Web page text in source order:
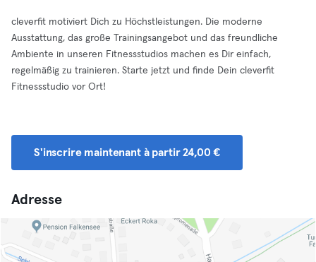
cleverfit motiviert Dich zu Höchstleistungen. Die moderne
Ausstattung, das große Trainingsangebot und das freundliche
Ambiente in unseren Fitnessstudios machen es Dir einfach,
regelmäßig zu trainieren. Starte jetzt und finde Dein cleverfit
Fitnessstudio vor Ort!
S'inscrire maintenant à partir 24,00 €
Adresse